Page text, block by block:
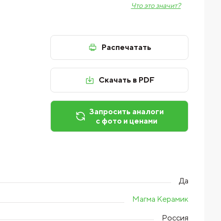
Что это значит?
Распечатать
Скачать в PDF
Запросить аналоги
с фото и ценами
Да
Магма Керамик
Россия